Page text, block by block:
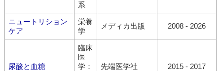
系
ニュートリション
ケア
栄養
学
メディカ出版 2008 - 2026
尿酸と血糖
臨床
医
学：
先端医学社 2015 - 2017